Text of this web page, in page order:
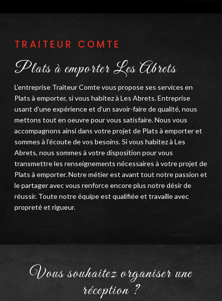
TRAITEUR COMTE
Plats à emporter Les Abrets
L’entreprise Traiteur Comte vous propose ses services en
Plats à emporter, si vous habitez à Les Abrets. Entreprise
usant d’une expérience et d’un savoir-faire de qualité, nous
mettons tout en oeuvre pour vous satisfaire. Nous vous
accompagnons ainsi dans votre projet de Plats à emporter et
sommes à l’écoute de vos besoins. Si vous habitez à Les
Abrets, nous sommes à votre disposition pour vous
transmettre les renseignements nécessaires à votre projet de
Plats à emporter. Notre métier est avant tout notre passion et
le partager avec vous renforce encore plus notre désir de
réussir. Toute notre équipe est qualifiée et travaille avec
propreté et rigueur.
Vous souhaitez organiser une
réception ?